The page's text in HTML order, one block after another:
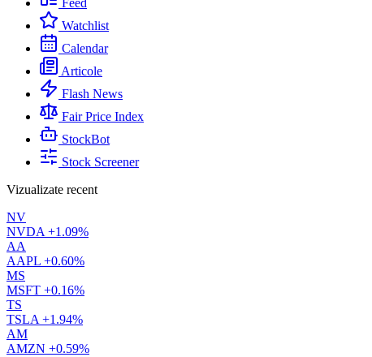
Feed
Watchlist
Calendar
Articole
Flash News
Fair Price Index
StockBot
Stock Screener
Vizualizate recent
NV
NVDA +1.09%
AA
AAPL +0.60%
MS
MSFT +0.16%
TS
TSLA +1.94%
AM
AMZN +0.59%